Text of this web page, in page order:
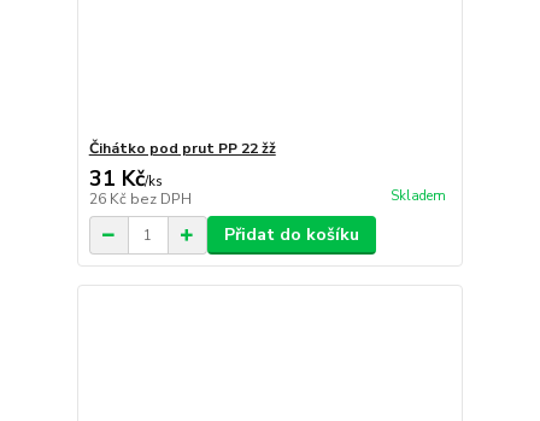
Čihátko pod prut PP 22 žž
31 Kč/ks
26 Kč bez DPH Skladem
Přidat do košíku